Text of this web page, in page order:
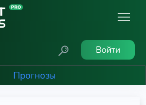
Войти
Прогнозы